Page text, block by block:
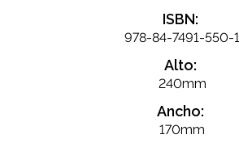
ISBN:
978-84-7491-550-1
Alto:
240mm
Ancho:
170mm